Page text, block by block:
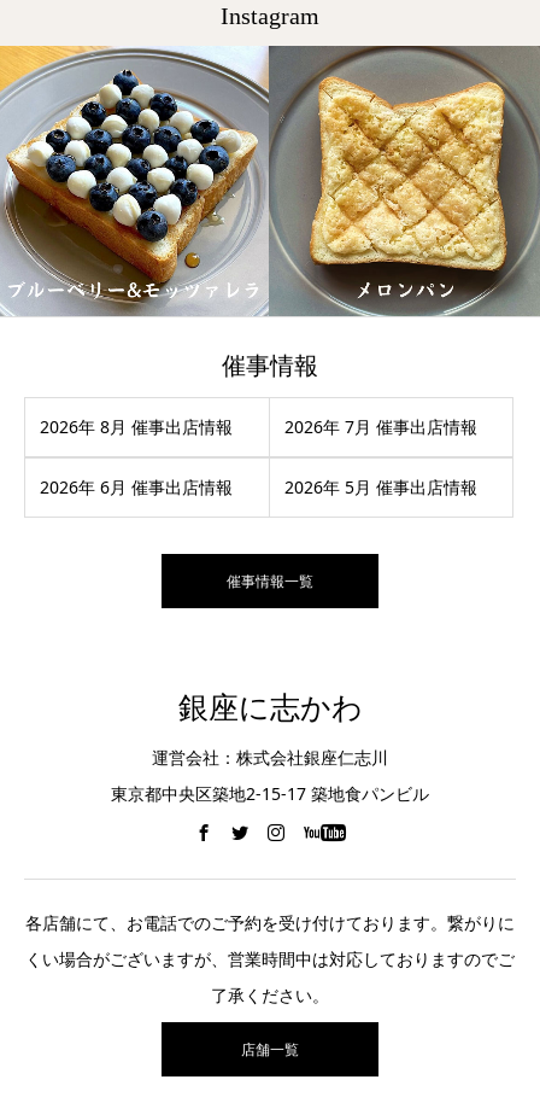
Instagram
催事情報
2026年 8月 催事出店情報 2026年 7月 催事出店情報
2026年 6月 催事出店情報 2026年 5月 催事出店情報
催事情報一覧
銀座に志かわ
運営会社：株式会社銀座仁志川
東京都中央区築地2-15-17 築地食パンビル
各店舗にて、お電話でのご予約を受け付けております。繋がりに
くい場合がございますが、営業時間中は対応しておりますのでご
了承ください。
店舗一覧